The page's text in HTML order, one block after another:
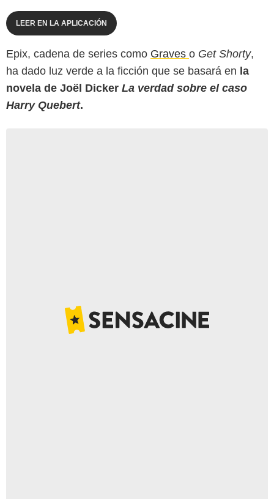
LEER EN LA APLICACIÓN
Epix, cadena de series como Graves o Get Shorty,
ha dado luz verde a la ficción que se basará en la
novela de Joël Dicker La verdad sobre el caso
Harry Quebert.